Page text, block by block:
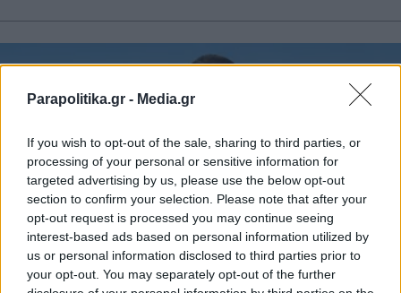
Parapolitika.gr - Media.gr
If you wish to opt-out of the sale, sharing to third parties, or
processing of your personal or sensitive information for
targeted advertising by us, please use the below opt-out
section to confirm your selection. Please note that after your
opt-out request is processed you may continue seeing
interest-based ads based on personal information utilized by
us or personal information disclosed to third parties prior to
your opt-out. You may separately opt-out of the further